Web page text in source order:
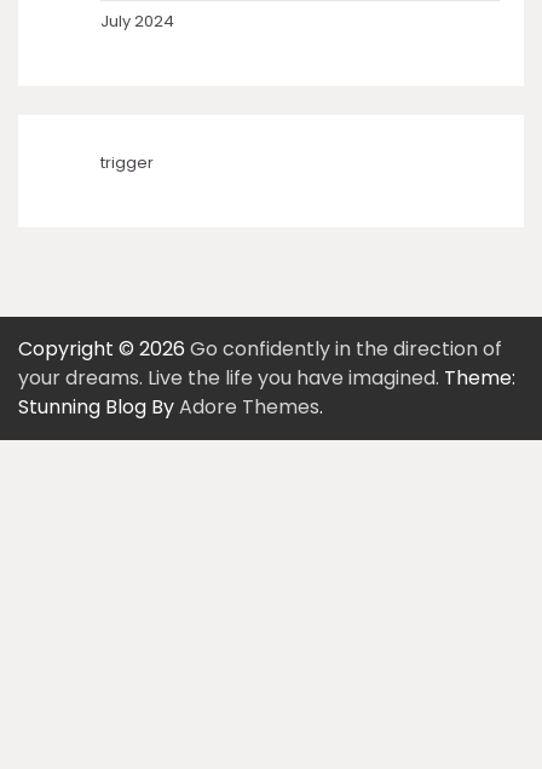
July 2024
trigger
Copyright © 2026 Go confidently in the direction of
your dreams. Live the life you have imagined. Theme:
Stunning Blog ByAdore Themes.